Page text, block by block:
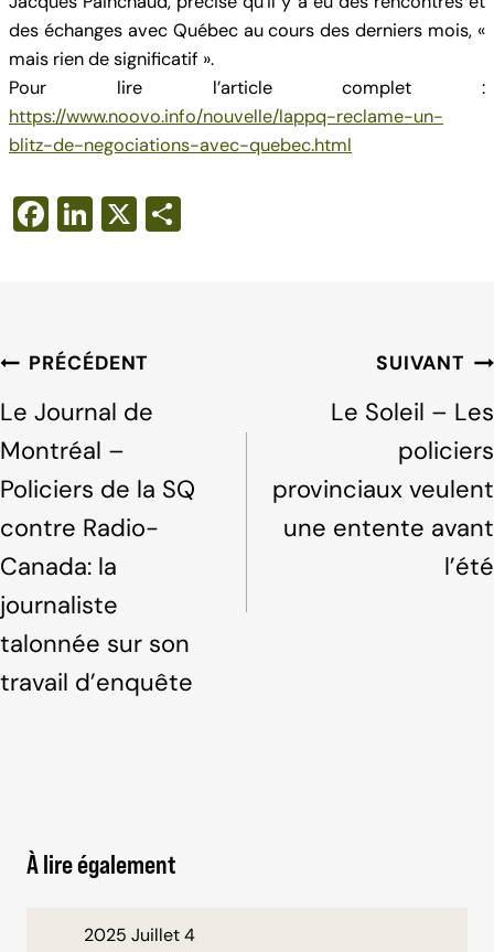
des échanges avec Québec au cours des derniers mois, «
mais rien de significatif ».
Pour lire l’article complet :
https://www.noovo.info/nouvelle/lappq-reclame-un-
blitz-de-negociations-avec-quebec.html
F
b
o
k
Li
dI
X
Navigation
l'article
PRÉCÉDENT
Le Journal de
Montréal –
Policiers de la SQ
contre Radio-
Canada: la
journaliste
talonnée sur son
travail d’enquête
SUIVANT
Le Soleil – Les
policiers
provinciaux veulent
une entente avant
l’été
À lire également
2025 Juillet 4